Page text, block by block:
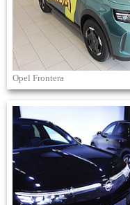
Opel Frontera